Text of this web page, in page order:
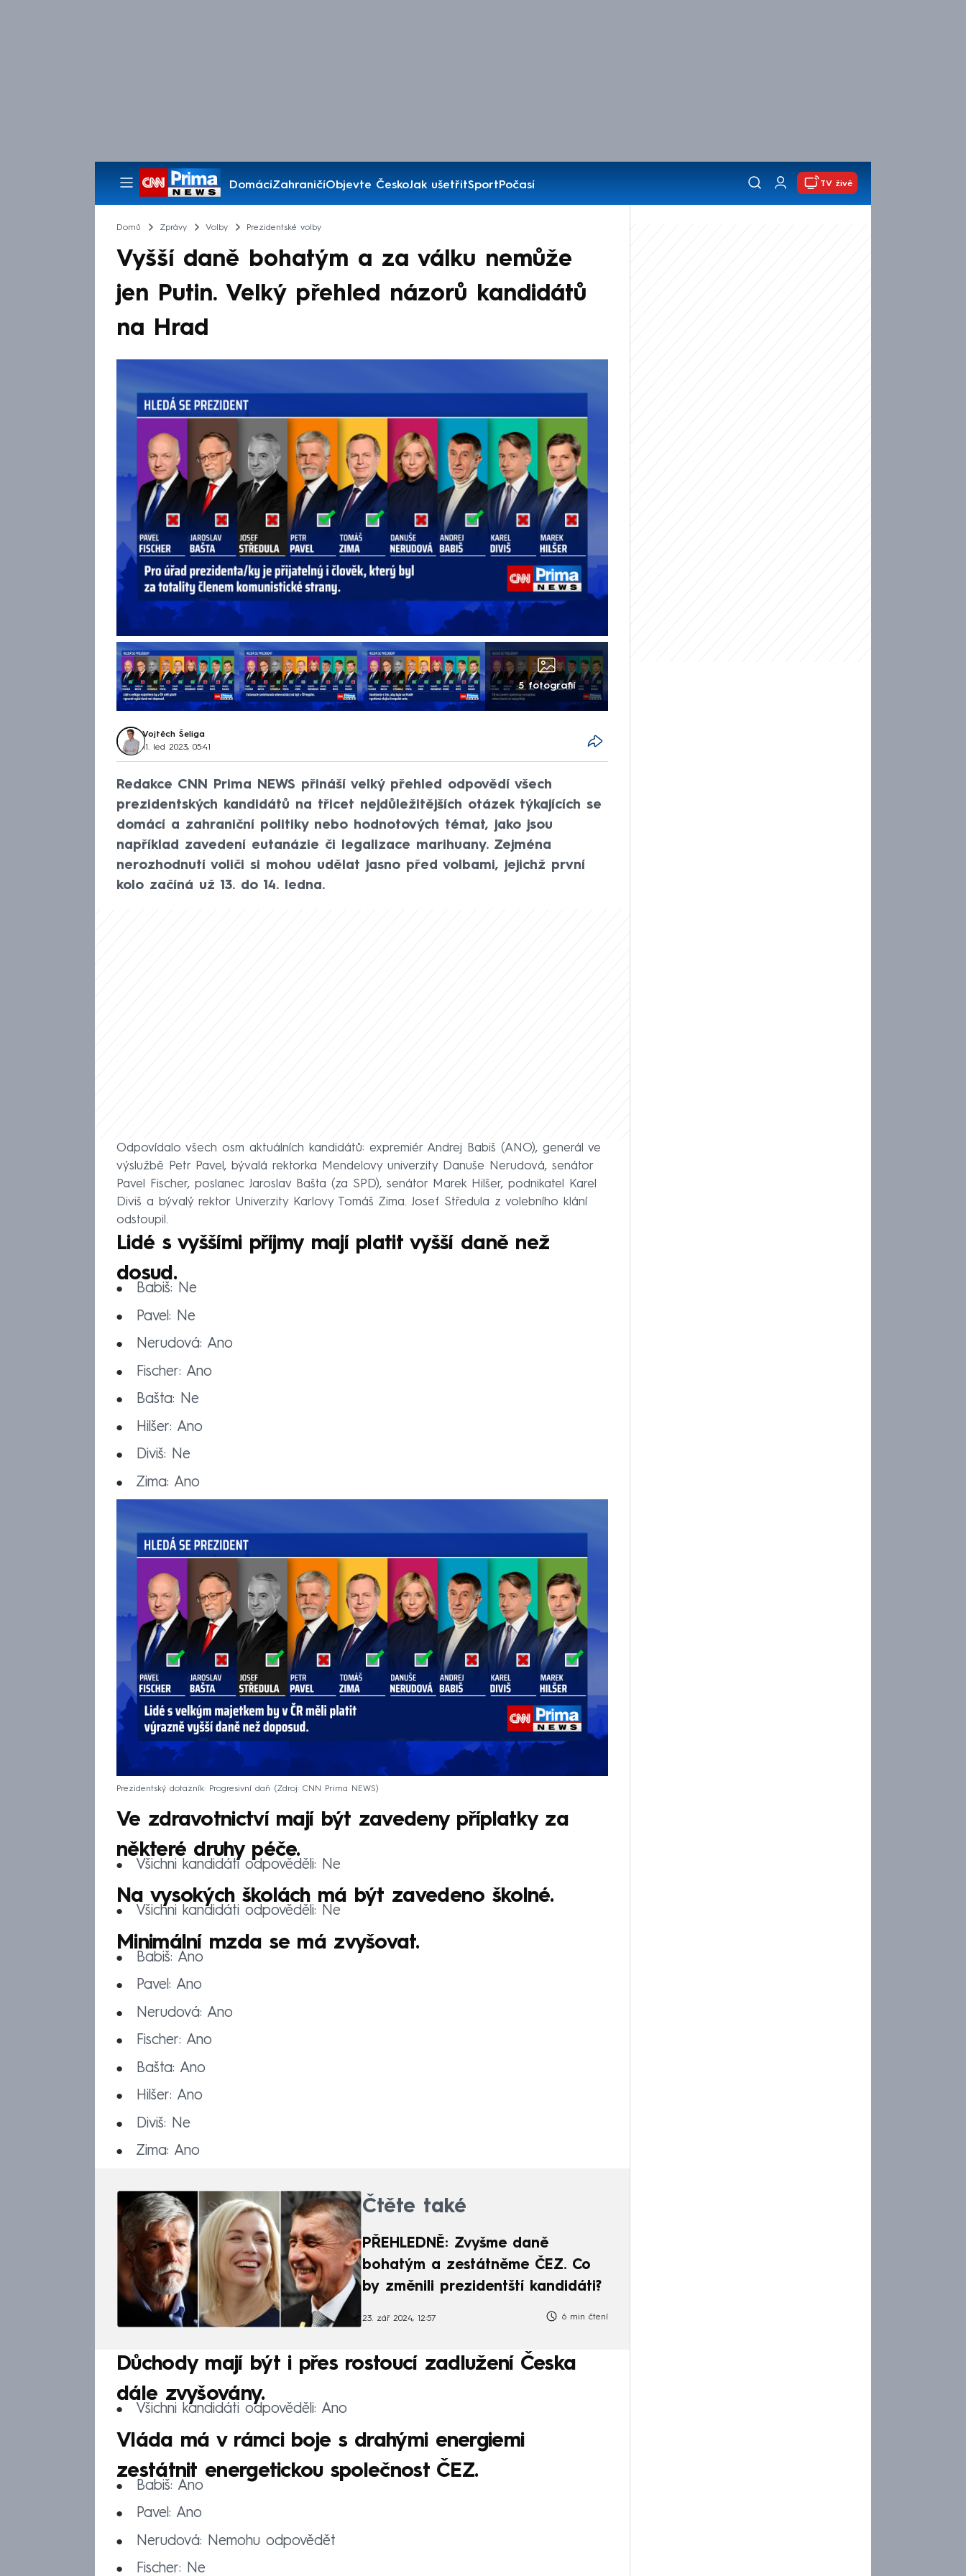
DomácíZahraničíObjevte ČeskoJak ušetřitSportPočasí
Pořady
TV živě
Domů Zprávy Volby Prezidentské volby
Vyšší daně bohatým a za válku nemůže
jen Putin. Velký přehled názorů kandidátů
na Hrad
5 fotografií
Vojtěch Šeliga
11. led 2023, 05:41
Redakce CNN Prima NEWS přináší velký přehled odpovědí všech
prezidentských kandidátů na třicet nejdůležitějších otázek týkajících se
domácí a zahraniční politiky nebo hodnotových témat, jako jsou
například zavedení eutanázie či legalizace marihuany. Zejména
nerozhodnutí voliči si mohou udělat jasno před volbami, jejichž první
kolo začíná už 13. do 14. ledna.
Odpovídalo všech osm aktuálních kandidátů: expremiér Andrej Babiš (ANO), generál ve
výslužbě Petr Pavel, bývalá rektorka Mendelovy univerzity Danuše Nerudová, senátor
Pavel Fischer, poslanec Jaroslav Bašta (za SPD), senátor Marek Hilšer, podnikatel Karel
Diviš a bývalý rektor Univerzity Karlovy Tomáš Zima. Josef Středula z volebního klání
odstoupil.
Lidé s vyššími příjmy mají platit vyšší daně než
dosud.
Babiš: Ne
Pavel: Ne
Nerudová: Ano
Fischer: Ano
Bašta: Ne
Hilšer: Ano
Diviš: Ne
Zima: Ano
Prezidentský dotazník: Progresivní daň Zdroj: CNN Prima NEWS
Ve zdravotnictví mají být zavedeny příplatky za
některé druhy péče.
Všichni kandidáti odpověděli: Ne
Na vysokých školách má být zavedeno školné.
Všichni kandidáti odpověděli: Ne
Minimální mzda se má zvyšovat.
Babiš: Ano
Pavel: Ano
Nerudová: Ano
Fischer: Ano
Bašta: Ano
Hilšer: Ano
Diviš: Ne
Zima: Ano
Čtěte také
PŘEHLEDNĚ: Zvyšme daně
bohatým a zestátněme ČEZ. Co
by změnili prezidentští kandidáti?
23. zář 2024, 12:57 6 min čtení
Důchody mají být i přes rostoucí zadlužení Česka
dále zvyšovány.
Všichni kandidáti odpověděli: Ano
Vláda má v rámci boje s drahými energiemi
zestátnit energetickou společnost ČEZ.
Babiš: Ano
Pavel: Ano
Nerudová: Nemohu odpovědět
Fischer: Ne